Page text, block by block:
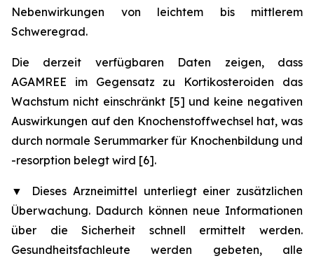
Nebenwirkungen von leichtem bis mittlerem
Schweregrad.
Die derzeit verfügbaren Daten zeigen, dass
AGAMREE im Gegensatz zu Kortikosteroiden das
Wachstum nicht einschränkt [5] und keine negativen
Auswirkungen auf den Knochenstoffwechsel hat, was
durch normale Serummarker für Knochenbildung und
-resorption belegt wird [6].
▼
Dieses Arzneimittel unterliegt einer zusätzlichen
Überwachung. Dadurch können neue Informationen
über die Sicherheit schnell ermittelt werden.
Gesundheitsfachleute werden gebeten, alle